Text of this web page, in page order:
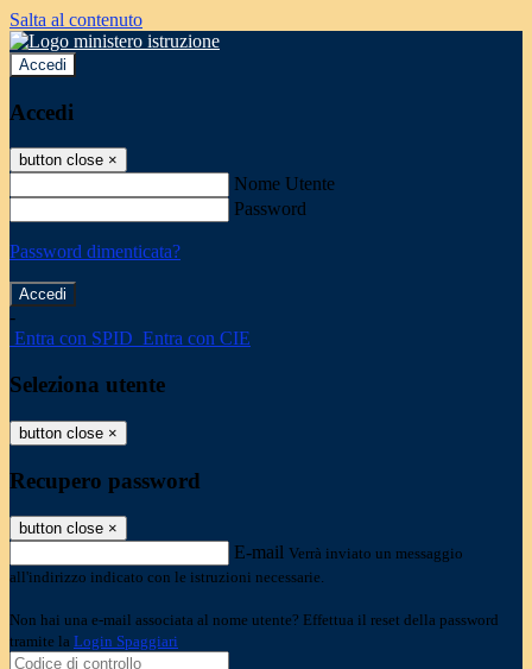
Salta al contenuto
Accedi
Accedi
button close ×
Nome Utente
Password
Password dimenticata?
-
Entra con SPID Entra con CIE
Seleziona utente
button close ×
Recupero password
button close ×
E-mail Verrà inviato un messaggio
all'indirizzo indicato con le istruzioni necessarie.
Non hai una e-mail associata al nome utente? Effettua il reset della password
tramite la Login Spaggiari